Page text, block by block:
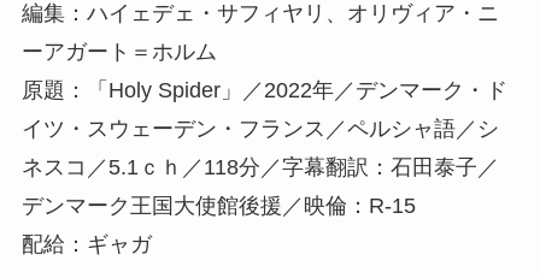
編集：ハイェデェ・サフィヤリ、オリヴィア・ニ
ーアガート＝ホルム
原題：「Holy Spider」／2022年／デンマーク・ド
イツ・スウェーデン・フランス／ペルシャ語／シ
ネスコ／5.1ｃｈ／118分／字幕翻訳：石田泰子／
デンマーク王国大使館後援／映倫：R-15
配給：ギャガ